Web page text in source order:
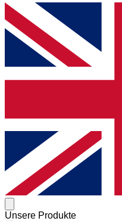
Unsere Produkte